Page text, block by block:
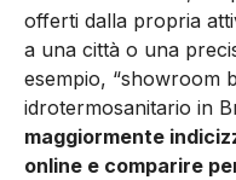
offerti dalla propria
a una città o una
esempio, “showroom
idrotermosanitario in
maggiormente
online e comparire